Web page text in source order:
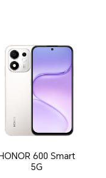
HONOR 600 Smart
5G